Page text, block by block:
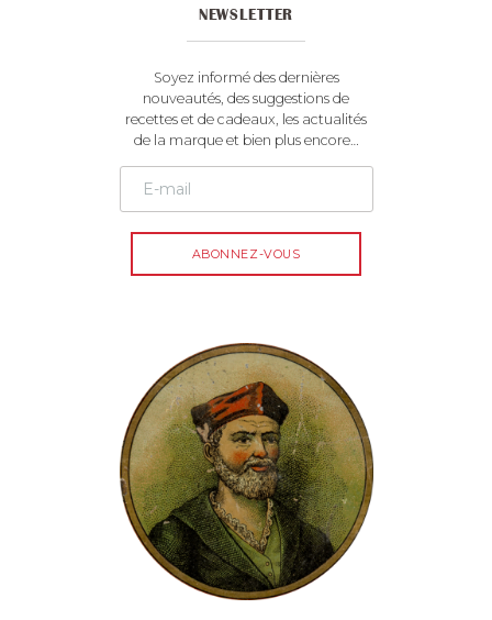
NEWSLETTER
Soyez informé des dernières
nouveautés, des suggestions de
recettes et de cadeaux, les actualités
de la marque et bien plus encore…